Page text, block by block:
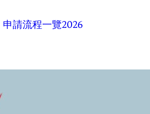
請流程一覽2026